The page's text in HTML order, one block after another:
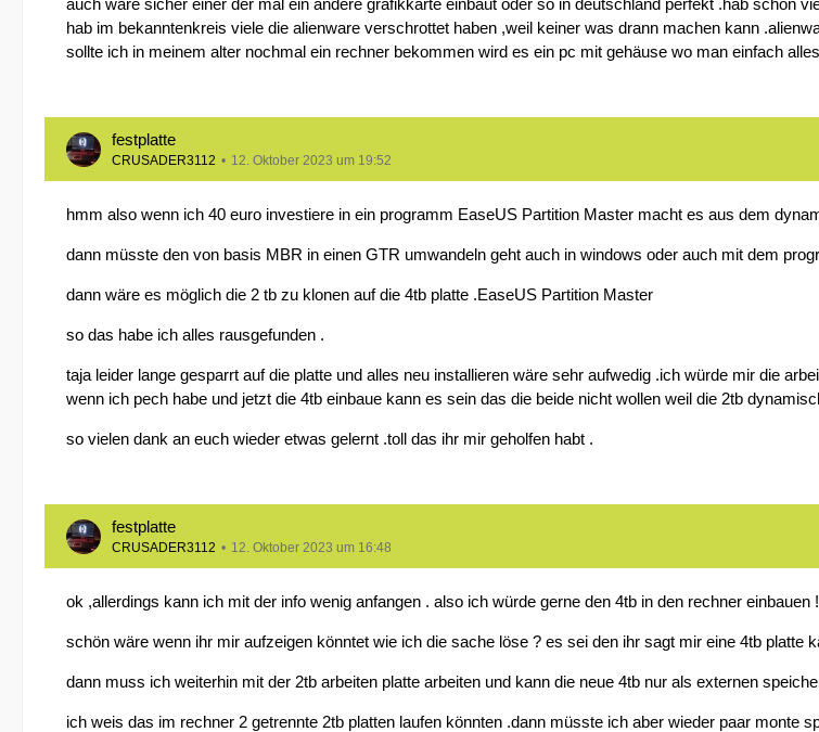
auch wäre sicher einer der mal ein andere grafikkarte einbaut oder so in deutschland perfekt .hab schon
hab im bekanntenkreis viele die alienware verschrottet haben ,weil keiner was drann machen kann
sollte ich in meinem alter nochmal ein rechner bekommen wird es ein pc mit gehäuse wo man einfach
festplatte
CRUSADER3112 12. Oktober 2023 um 19:52
hmm also wenn ich 40 euro investiere in ein programm EaseUS Partition Master macht es aus dem
dann müsste den von basis MBR in einen GTR umwandeln geht auch in windows oder auch mit dem
dann wäre es möglich die 2 tb zu klonen auf die 4tb platte .EaseUS Partition Master
so das habe ich alles rausgefunden .
taja leider lange gesparrt auf die platte und alles neu installieren wäre sehr aufwedig .ich würde mir die
wenn ich pech habe und jetzt die 4tb einbaue kann es sein das die beide nicht wollen weil die 2tb
so vielen dank an euch wieder etwas gelernt .toll das ihr mir geholfen habt .
festplatte
CRUSADER3112 12. Oktober 2023 um 16:48
ok ,allerdings kann ich mit der info wenig anfangen . also ich würde gerne den 4tb in den rechner
schön wäre wenn ihr mir aufzeigen könntet wie ich die sache löse ? es sei den ihr sagt mir eine 4tb platte
dann muss ich weiterhin mit der 2tb arbeiten platte arbeiten und kann die neue 4tb nur als externen
ich weis das im rechner 2 getrennte 2tb platten laufen könnten .dann müsste ich aber wieder paar monte